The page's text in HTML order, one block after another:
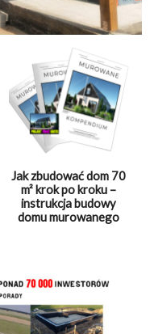
Jak zbudować dom 70
m² krok po kroku –
instrukcja budowy
domu murowanego